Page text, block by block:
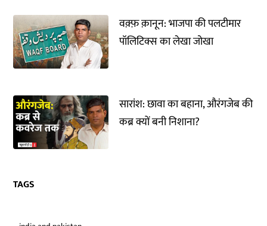
वक़्फ़ क़ानून: भाजपा की पलटीमार
पॉलिटिक्स का लेखा जोखा
सारांश: छावा का बहाना, औरंगजेब की
कब्र क्यों बनी निशाना?
TAGS